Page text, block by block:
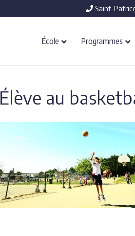
Saint-
École Programmes
Élève au